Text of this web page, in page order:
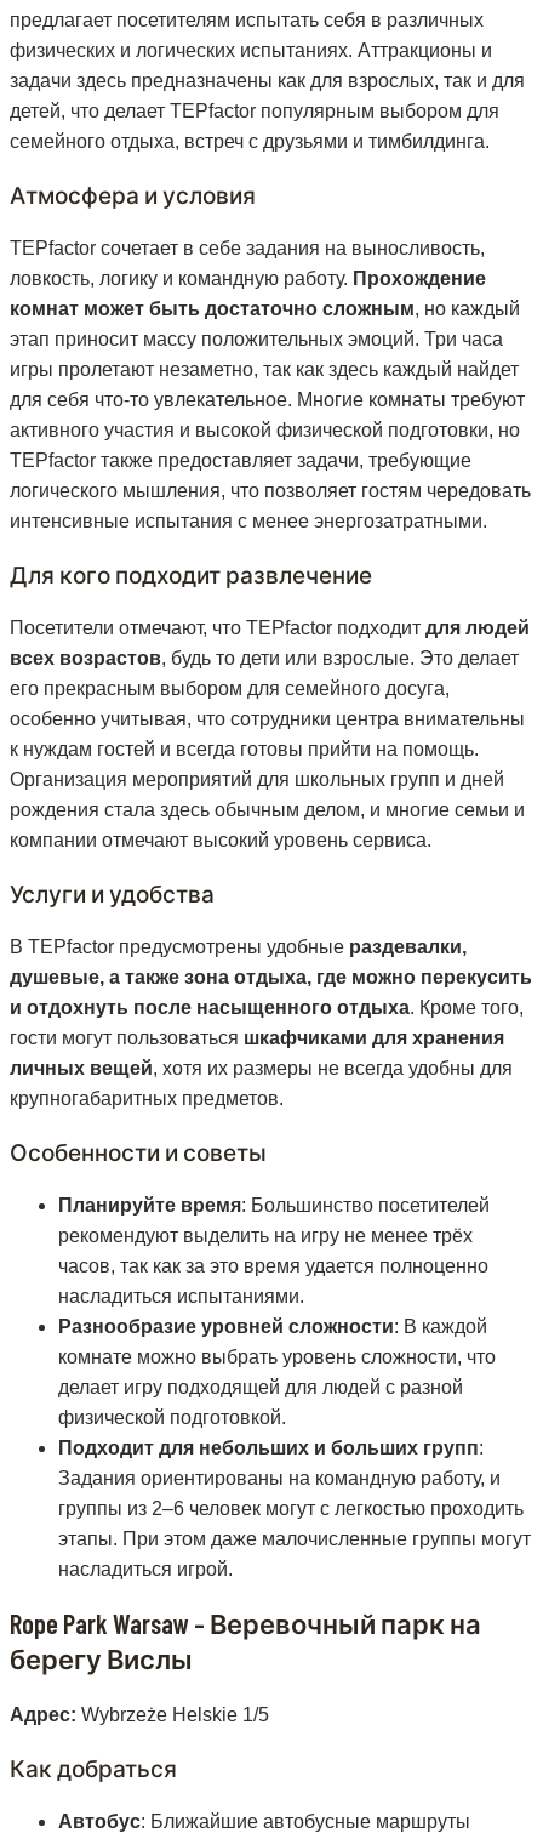
предлагает посетителям испытать себя в различных
физических и логических испытаниях. Аттракционы и
задачи здесь предназначены как для взрослых, так и для
детей, что делает TEPfactor популярным выбором для
семейного отдыха, встреч с друзьями и тимбилдинга.
Атмосфера и условия
TEPfactor сочетает в себе задания на выносливость,
ловкость, логику и командную работу. Прохождение
комнат может быть достаточно сложным, но каждый
этап приносит массу положительных эмоций. Три часа
игры пролетают незаметно, так как здесь каждый найдет
для себя что-то увлекательное. Многие комнаты требуют
активного участия и высокой физической подготовки, но
TEPfactor также предоставляет задачи, требующие
логического мышления, что позволяет гостям чередовать
интенсивные испытания с менее энергозатратными.
Для кого подходит развлечение
Посетители отмечают, что TEPfactor подходит для людей
всех возрастов, будь то дети или взрослые. Это делает
его прекрасным выбором для семейного досуга,
особенно учитывая, что сотрудники центра внимательны
к нуждам гостей и всегда готовы прийти на помощь.
Организация мероприятий для школьных групп и дней
рождения стала здесь обычным делом, и многие семьи и
компании отмечают высокий уровень сервиса.
Услуги и удобства
В TEPfactor предусмотрены удобные раздевалки,
душевые, а также зона отдыха, где можно перекусить
и отдохнуть после насыщенного отдыха. Кроме того,
гости могут пользоваться шкафчиками для хранения
личных вещей, хотя их размеры не всегда удобны для
крупногабаритных предметов.
Особенности и советы
Планируйте время: Большинство посетителей
рекомендуют выделить на игру не менее трёх
часов, так как за это время удается полноценно
насладиться испытаниями.
Разнообразие уровней сложности: В каждой
комнате можно выбрать уровень сложности, что
делает игру подходящей для людей с разной
физической подготовкой.
Подходит для небольших и больших групп:
Задания ориентированы на командную работу, и
группы из 2–6 человек могут с легкостью проходить
этапы. При этом даже малочисленные группы могут
насладиться игрой.
Rope Park Warsaw – Веревочный парк на
берегу Вислы
Адрес: Wybrzeże Helskie 1/5
Как добраться
Автобус: Ближайшие автобусные маршруты